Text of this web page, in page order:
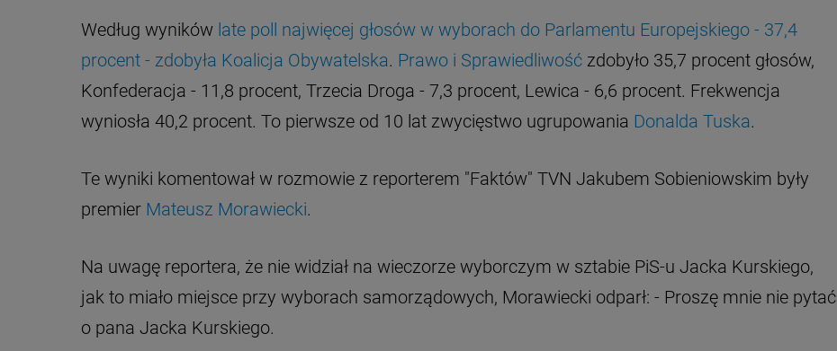
Według wyników late poll najwięcej głosów w wyborach do Parlamentu Europejskiego - 37,4
procent - zdobyła Koalicja Obywatelska. Prawo i Sprawiedliwość zdobyło 35,7 procent głosów,
Konfederacja - 11,8 procent, Trzecia Droga - 7,3 procent, Lewica - 6,6 procent. Frekwencja
wyniosła 40,2 procent. To pierwsze od 10 lat zwycięstwo ugrupowania Donalda Tuska.
Te wyniki komentował w rozmowie z reporterem "Faktów" TVN Jakubem Sobieniowskim były
premier Mateusz Morawiecki.
Na uwagę reportera, że nie widział na wieczorze wyborczym w sztabie PiS-u Jacka Kurskiego,
jak to miało miejsce przy wyborach samorządowych, Morawiecki odparł: - Proszę mnie nie pytać
o pana Jacka Kurskiego.